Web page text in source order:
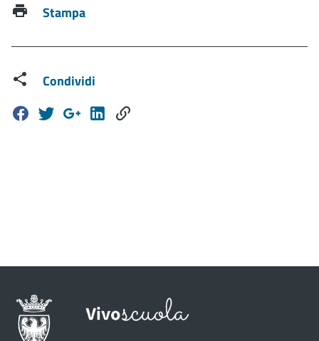
Stampa
Condividi